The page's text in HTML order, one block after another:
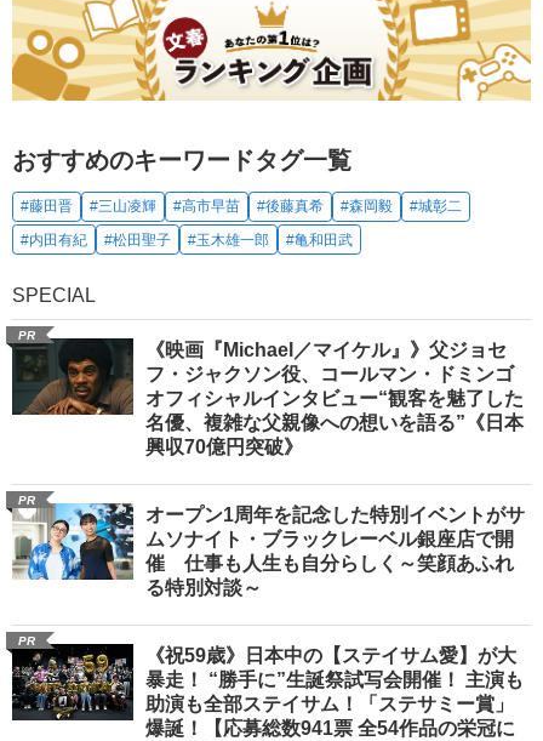
おすすめのキーワードタグ一覧
#藤田晋 #三山凌輝 #高市早苗 #後藤真希 #森岡毅
#城彰二
#内田有紀
#松田聖子 #玉木雄一郎 #亀和田武
SPECIAL
PR
《映画『Michael／マイケル』》父ジョセ
フ・ジャクソン役、コールマン・ドミンゴ
オフィシャルインタビュー“観客を魅了した
名優、複雑な父親像への想いを語る”《日本
興収70億円突破》
PR
オープン1周年を記念した特別イベントがサ
ムソナイト・ブラックレーベル銀座店で開
催 仕事も人生も自分らしく～笑顔あふれ
る特別対談～
PR
《祝59歳》日本中の【ステイサム愛】が大
暴走！ “勝手に”生誕祭試写会開催！ 主演も
助演も全部ステイサム！「ステサミー賞」
爆誕！【応募総数941票 全54作品の栄冠に